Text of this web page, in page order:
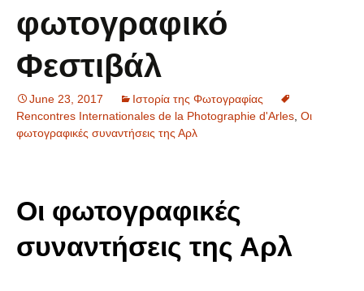
φωτογραφικό
Φεστιβάλ
June 23, 2017
Ιστορία της Φωτογραφίας
Rencontres Internationales de la Photographie d'Arles Οι
φωτογραφικές συναντήσεις της Αρλ
Οι φωτογραφικές
συναντήσεις της Αρλ